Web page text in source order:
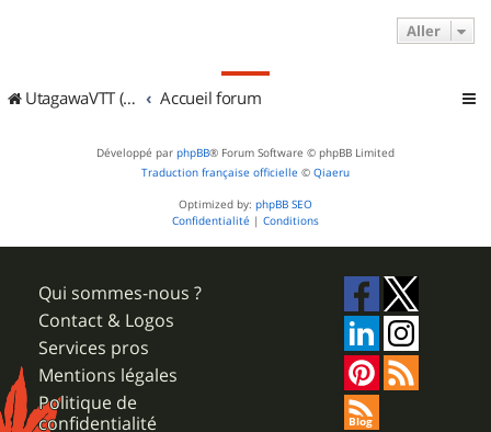
Aller
UtagawaVTT (Randos VTT et VTTAE avec traces GPS) Accueil forum
Développé par phpBB® Forum Software © phpBB Limited
Traduction française officielle © Qiaeru
Optimized by: phpBB SEO
Confidentialité | Conditions
Qui sommes-nous ?
Contact & Logos
Services pros
Mentions légales
Politique de
confidentialité